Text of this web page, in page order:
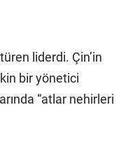
liderdi. Çin’in
bir yönetici
“atlar nehirleri